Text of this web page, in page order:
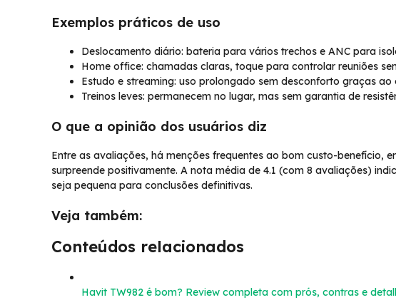
Exemplos práticos de uso
Deslocamento diário: bateria para vários trechos e ANC para
Home office: chamadas claras, toque para controlar reuniões
Estudo e streaming: uso prolongado sem desconforto graças ao
Treinos leves: permanecem no lugar, mas sem garantia de
O que a opinião dos usuários diz
Entre as avaliações, há menções frequentes ao bom custo-benefício,
surpreende positivamente. A nota média de 4.1 (com 8 avaliações)
seja pequena para conclusões definitivas.
Veja também:
Conteúdos relacionados
Havit TW982 é bom? Review completa com prós, contras e